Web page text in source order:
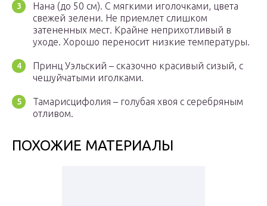
Нана (до 50 см). С мягкими иголочками, цвета
свежей зелени. Не приемлет слишком
затененных мест. Крайне неприхотливый в
уходе. Хорошо переносит низкие температуры.
Принц Уэльский – сказочно красивый сизый, с
чешуйчатыми иголками.
Тамарисцифолия – голубая хвоя с серебряным
отливом.
ПОХОЖИЕ МАТЕРИАЛЫ